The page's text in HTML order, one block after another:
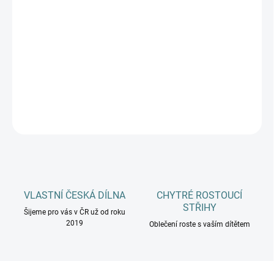
VLASTNÍ ČESKÁ DÍLNA
Šijeme pro vás v ČR už od roku
2019
CHYTRÉ ROSTOUCÍ
STŘIHY
Oblečení roste s vaším dítětem